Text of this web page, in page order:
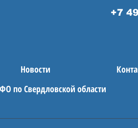
+7
Новости
по Свердловской области